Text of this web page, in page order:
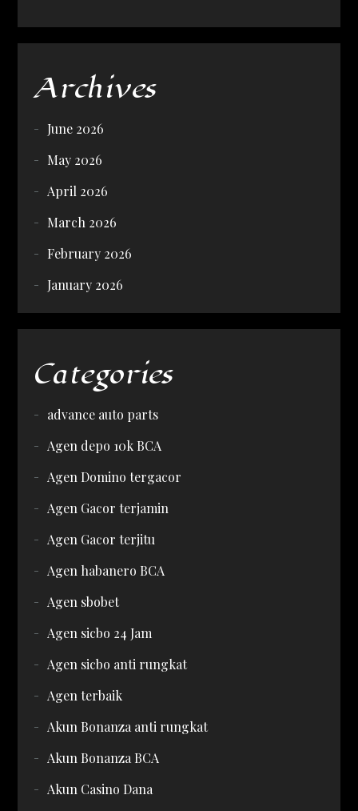
Archives
June 2026
May 2026
April 2026
March 2026
February 2026
January 2026
Categories
advance auto parts
Agen depo 10k BCA
Agen Domino tergacor
Agen Gacor terjamin
Agen Gacor terjitu
Agen habanero BCA
Agen sbobet
Agen sicbo 24 Jam
Agen sicbo anti rungkat
Agen terbaik
Akun Bonanza anti rungkat
Akun Bonanza BCA
Akun Casino Dana